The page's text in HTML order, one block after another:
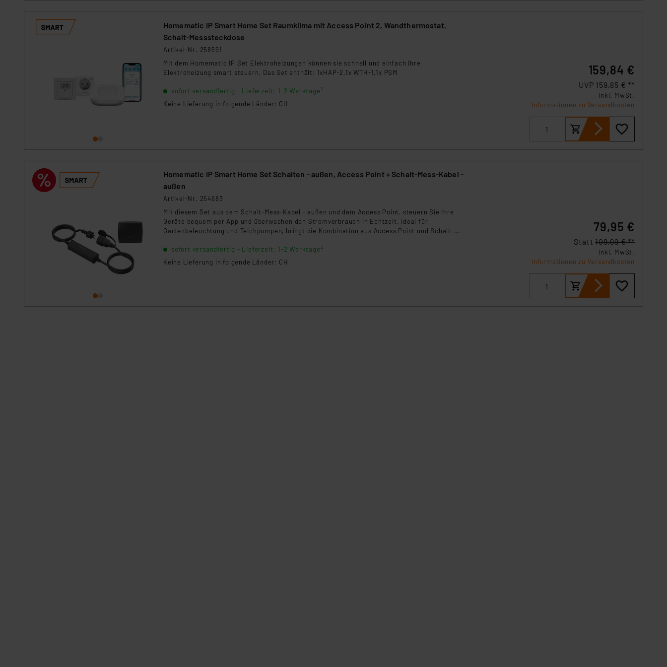
Für die USA besteht kein Angemessenheitsbeschluss der EU. Dies bedeutet, dass die USA als Land mit unzureichendem
Datenschutz nach EU-Standards eingestuft wird. So besteht etwa das Risiko, dass US-Behörden personenbezogene
Daten in Überwachungsprogrammen verarbeiten, ohne dass hiergegen Klagemöglichkeiten für Europäer bestehen.
Unsere Kooperation mit diesen Dienstleistern stützt sich auf die Standarddatenschutzklauseln der Europäischen
Kommission sowie einer eigenen Beurteilung der mit der Datenübermittlung, insbesondere der Art der übermittelten
Daten, verbundenen Risiken.“
Impressum|Datenschutzerklärung
Homematic IP Smart Home Set Raumklima mit Access Point 2, Wandthermostat,
Schalt-Messsteckdose
Artikel-Nr. 258591
Mit dem Homematic IP Set Elektroheizungen können sie schnell und einfach Ihre
Elektroheizung smart steuern. Das Set enthält: 1xHAP-2,1x WTH-1,1x PSM
sofort versandfertig - Lieferzeit: 1-2 Werktage²
Keine Lieferung in folgende Länder: CH
159,84 €
UVP 159,85 € **
inkl. MwSt.
Informationen zu Versandkosten
Homematic IP Smart Home Set Schalten - außen, Access Point + Schalt-Mess-Kabel -
außen
Artikel-Nr. 254683
Mit diesem Set aus dem Schalt-Mess-Kabel - außen und dem Access Point, steuern Sie Ihre
Geräte bequem per App und überwachen den Stromverbrauch in Echtzeit. Ideal für
Gartenbeleuchtung und Teichpumpen, bringt die Kombination aus Access Point und Schalt-
Homematic IP Geräte und sorgt für eine stabile Funkverbindung im gesamten Zuhause.
sofort versandfertig - Lieferzeit: 1-2 Werktage²
Keine Lieferung in folgende Länder: CH
79,95 €
Statt109,99 € **
inkl. MwSt.
Informationen zu Versandkosten